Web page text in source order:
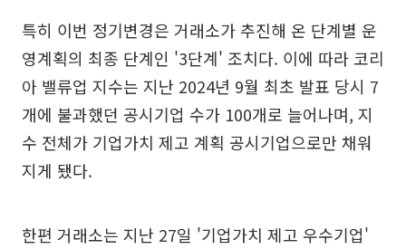
특히 이번 정기변경은 거래소가 추진해 온 단계별 운
영계획의 최종 단계인 '3단계' 조치다. 이에 따라 코리
아 밸류업 지수는 지난 2024년 9월 최초 발표 당시 7
개에 불과했던 공시기업 수가 100개로 늘어나며, 지
수 전체가 기업가치 제고 계획 공시기업으로만 채워
지게 됐다.
한편 거래소는 지난 27일 '기업가치 제고 우수기업'